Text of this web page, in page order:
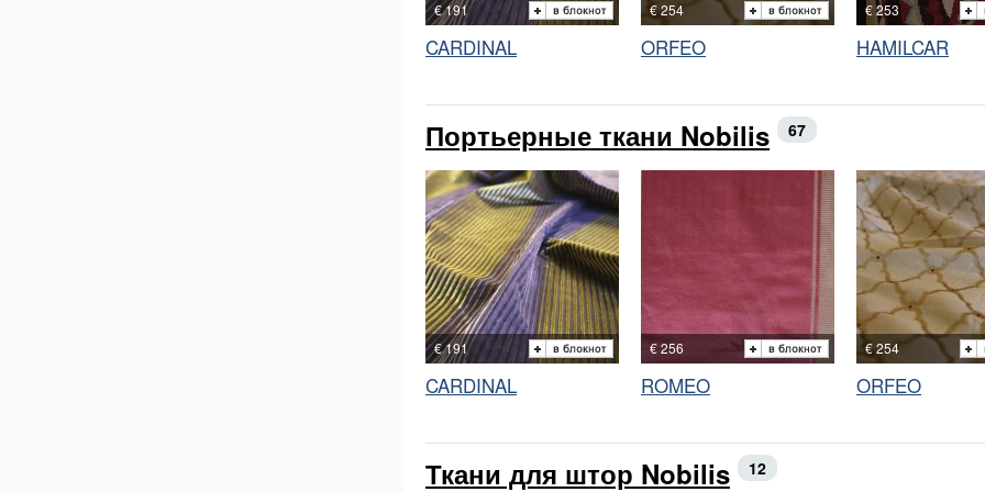
€ 191
CARDINAL
€ 254
ORFEO
€ 253
HAMILCAR
Портьерные ткани Nobilis 67
€ 191
CARDINAL
€ 256
ROMEO
€ 254
ORFEO
Ткани для штор Nobilis 12